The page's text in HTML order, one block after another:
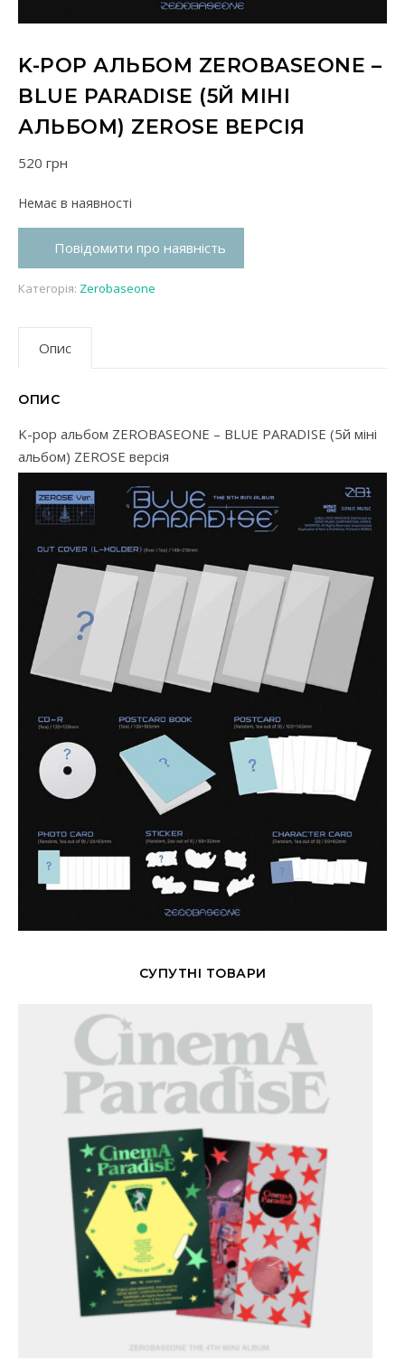
K-POP АЛЬБОМ ZEROBASEONE –
BLUE PARADISE (5Й МІНІ
АЛЬБОМ) ZEROSE ВЕРСІЯ
520 грн
Немає в наявності
Повідомити про наявність
Категорія: Zerobaseone
Опис
ОПИС
K-pop альбом ZEROBASEONE – BLUE PARADISE (5й міні
альбом) ZEROSE версія
СУПУТНІ ТОВАРИ